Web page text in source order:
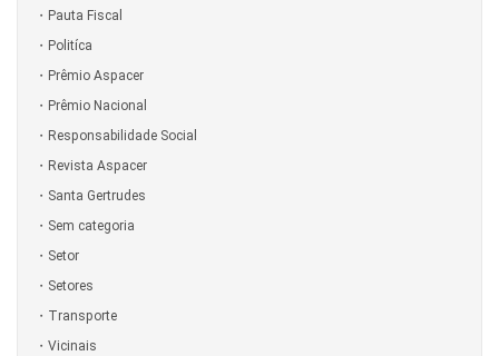
Pauta Fiscal
Politíca
Prêmio Aspacer
Prêmio Nacional
Responsabilidade Social
Revista Aspacer
Santa Gertrudes
Sem categoria
Setor
Setores
Transporte
Vicinais